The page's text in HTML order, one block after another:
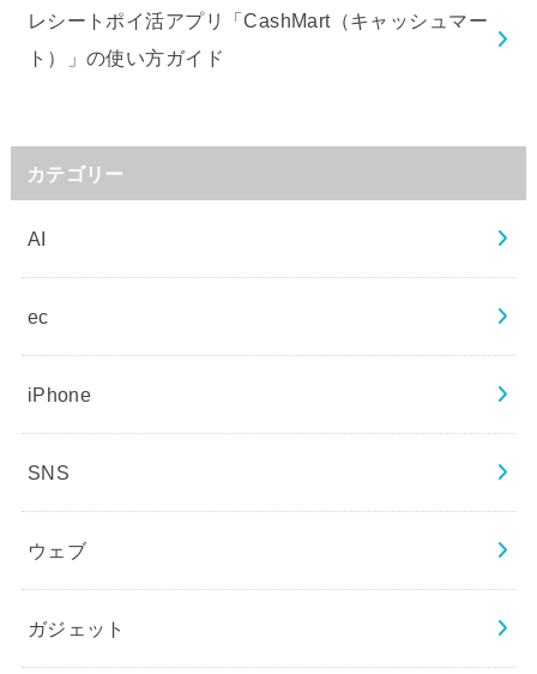
レシートポイ活アプリ「CashMart（キャッシュマー
ト）」の使い方ガイド
カテゴリー
AI
ec
iPhone
SNS
ウェブ
ガジェット